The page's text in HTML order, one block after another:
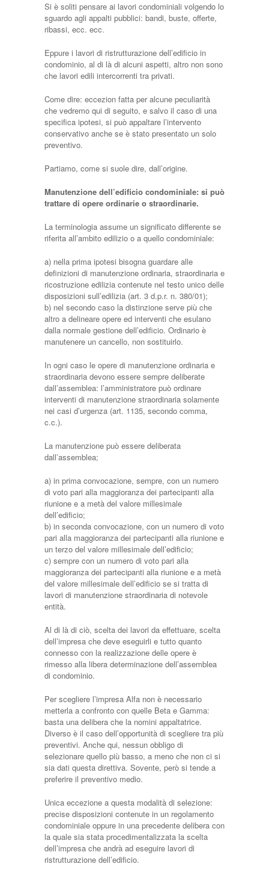
Si è soliti pensare ai lavori condominiali volgendo lo
sguardo agli appalti pubblici: bandi, buste, offerte,
ribassi, ecc. ecc.
Eppure i lavori di ristrutturazione dell’edificio in
condominio, al di là di alcuni aspetti, altro non sono
che lavori edili intercorrenti tra privati.
Come dire: eccezion fatta per alcune peculiarità
che vedremo qui di seguito, e salvo il caso di una
specifica ipotesi, si può appaltare l’intervento
conservativo anche se è stato presentato un solo
preventivo.
Partiamo, come si suole dire, dall’origine.
Manutenzione dell’edificio condominiale: si può
trattare di opere ordinarie o straordinarie.
La terminologia assume un significato differente se
riferita all’ambito edilizio o a quello condominiale:
a) nella prima ipotesi bisogna guardare alle
definizioni di manutenzione ordinaria, straordinaria e
ricostruzione edilizia contenute nel testo unico delle
disposizioni sull’edilizia (art. 3 d.p.r. n. 380/01);
b) nel secondo caso la distinzione serve più che
altro a delineare opere ed interventi che esulano
dalla normale gestione dell’edificio. Ordinario è
manutenere un cancello, non sostituirlo.
In ogni caso le opere di manutenzione ordinaria e
straordinaria devono essere sempre deliberate
dall’assemblea: l’amministratore può ordinare
interventi di manutenzione straordinaria solamente
nei casi d’urgenza (art. 1135, secondo comma,
c.c.).
La manutenzione può essere deliberata
dall’assemblea;
a) in prima convocazione, sempre, con un numero
di voto pari alla maggioranza dei partecipanti alla
riunione e a metà del valore millesimale
dell’edificio;
b) in seconda convocazione, con un numero di voto
pari alla maggioranza dei partecipanti alla riunione e
un terzo del valore millesimale dell’edificio;
c) sempre con un numero di voto pari alla
maggioranza dei partecipanti alla riunione e a metà
del valore millesimale dell’edificio se si tratta di
lavori di manutenzione straordinaria di notevole
entità.
Al di là di ciò, scelta dei lavori da effettuare, scelta
dell’impresa che deve eseguirli e tutto quanto
connesso con la realizzazione delle opere è
rimesso alla libera determinazione dell’assemblea
di condominio.
Per scegliere l’impresa Alfa non è necessario
metterla a confronto con quelle Beta e Gamma:
basta una delibera che la nomini appaltatrice.
Diverso è il caso dell’opportunità di scegliere tra più
preventivi. Anche qui, nessun obbligo di
selezionare quello più basso, a meno che non ci si
sia dati questa direttiva. Sovente, però si tende a
preferire il preventivo medio.
Unica eccezione a questa modalità di selezione:
precise disposizioni contenute in un regolamento
condominiale oppure in una precedente delibera con
la quale sia stata procedimentalizzata la scelta
dell’impresa che andrà ad eseguire lavori di
ristrutturazione dell’edificio.